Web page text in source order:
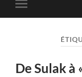
Toggle
mobile
De Sulak à